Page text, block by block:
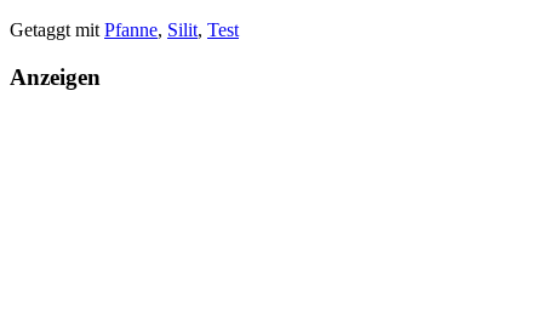
Pfanne
Getaggt mit Pfanne, Silit, Test
Anzeigen